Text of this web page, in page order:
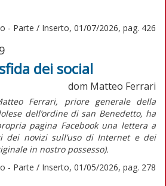
- Parte / Inserto, 01/07/2026, pag. 426
dei social
dom Matteo Ferrari
Ferrari, priore generale della
dell’ordine di san Benedetto, ha
pagina Facebook una lettera a
novizi sull’uso di Internet e dei
in nostro possesso).
- Parte / Inserto, 01/05/2026, pag. 278